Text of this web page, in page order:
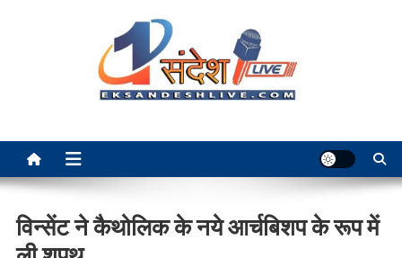
विन्सेंट ने कैथोलिक के नये आर्चबिशप के रूप में